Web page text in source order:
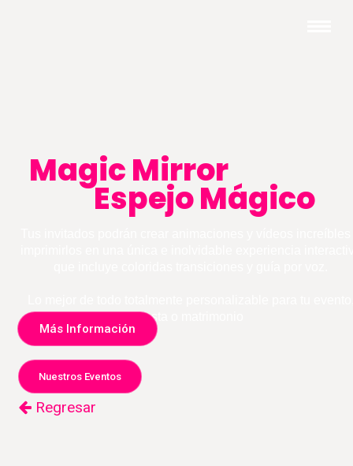
Regresar
Magic Mirror
Espejo Mágico
fiesta o matrimonio
Más Información
Nuestros Eventos